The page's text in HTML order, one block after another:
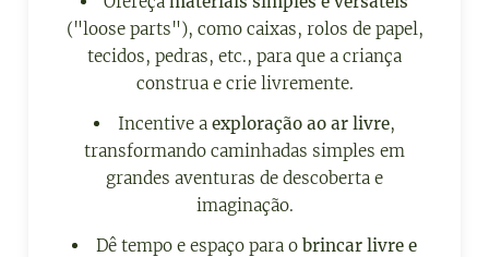
("loose parts"), como caixas, rolos de papel,
tecidos, pedras, etc., para que a criança
construa e crie livremente.
Incentive a exploração ao ar livre,
transformando caminhadas simples em
grandes aventuras de descoberta e
imaginação.
Dê tempo e espaço para o brincar livre e